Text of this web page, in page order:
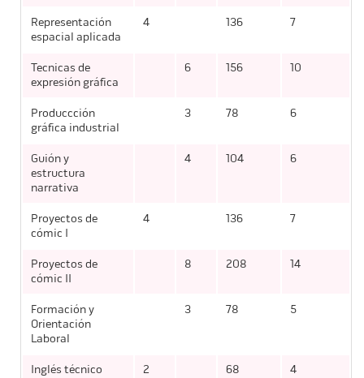
Representación
espacial aplicada
4 136 7
Tecnicas de
expresión gráfica
6 156 10
Produccción
gráfica industrial
3 78 6
Guión y
estructura
narrativa
4 104 6
Proyectos de
cómic I
4 136 7
Proyectos de
cómic II
8 208 14
Formación y
Orientación
Laboral
3 78 5
Inglés técnico 2 68 4